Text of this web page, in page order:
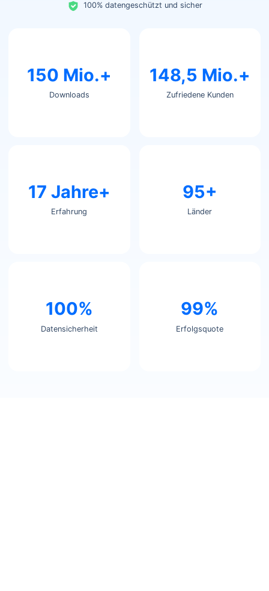
100% datengeschützt und sicher
150 Mio.+
Downloads
148,5 Mio.+
Zufriedene Kunden
17 Jahre+
Erfahrung
95+
Länder
100%
Datensicherheit
99%
Erfolgsquote